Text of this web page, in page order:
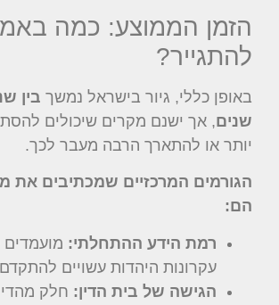
הזמן הממוצע: כמה
להתגייר?
באופן כללי, גיור בישראל נמשך בין
שנים, אך ישנם מקרים שיכולים
יותר או להתארך הרבה מעבר לכך.
הגורמים המרכזיים שמכתיבים את
הם:
רמת הידע ההתחלתי:
עקרונות היהדות עשויים
הגישה של בית הדין: חלק